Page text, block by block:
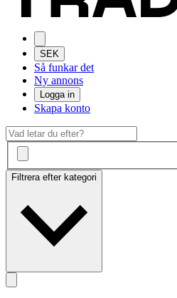
SEK
Så funkar det
Ny annons
Logga in
Skapa konto
Filtrera efter kategori